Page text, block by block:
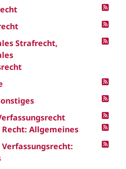
Strafrecht,
Allgemeines